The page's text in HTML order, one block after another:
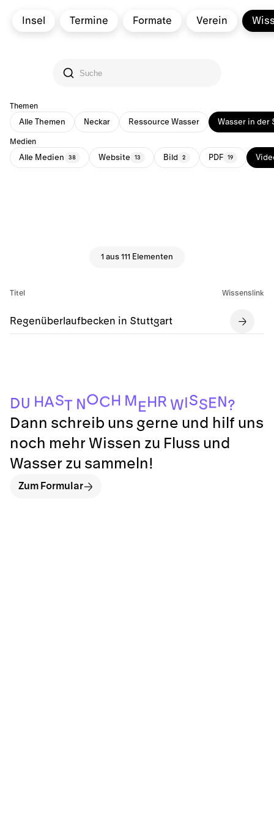
Insel Termine Formate Verein
Themen
Alle Themen Neckar Ressource Wasser Wasser in der
Medien
Alle Medien 38 Website 13 Bild 2 PDF 19
1 aus 111 Elementen
Titel Wissenslink
Regenüberlaufbecken in Stuttgart
DU H AST NOC H M E H R W SS E N ?
Dann schreib uns gerne und hilf uns
noch mehr Wissen zu Fluss und
Wasser zu sammeln!
Zum Formular